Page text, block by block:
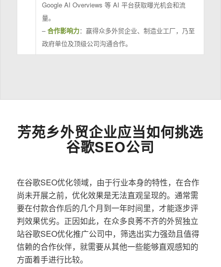
Google AI Overviews 等 AI 平台获取曝光机会和流
量。
–合作影响力：赢得众多外贸企业、制造业工厂，乃至
政府单位及顶级公司沟通合作。
芳苑乡外贸企业应当如何挑选
谷歌SEO公司
在谷歌SEO优化领域，由于行业本身的特性，在合作
尚未开展之前，优化效果是无法直观呈现的。通常需
要在付款合作后的几个月到一年时间里，才能逐步评
判效果优劣。正因如此，在众多良莠不齐的外贸独立
站谷歌SEO优化推广公司中，筛选出实力强劲且值得
信赖的合作伙伴，就需要从其他一些能够直观感知的
方面着手进行比较。